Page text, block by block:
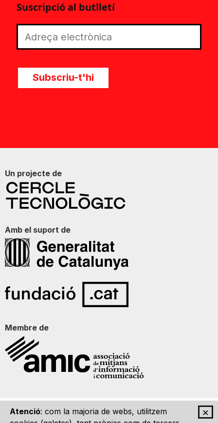
×
Atenció: com la majoria de webs, utilitzem
Suscripció al butlletí
Subscriu-t'hi
Un projecte de
Amb el suport de
Membre de
Qui som Contacte Imatge Gràfica Avís legal